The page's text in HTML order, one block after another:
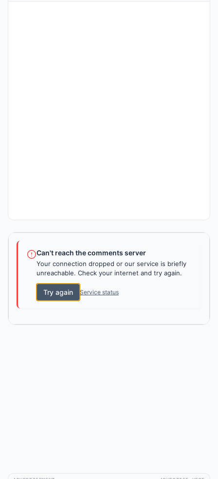
Can't reach the comments server
Your connection dropped or our service is briefly
unreachable. Check your internet and try again.
Try again Service status